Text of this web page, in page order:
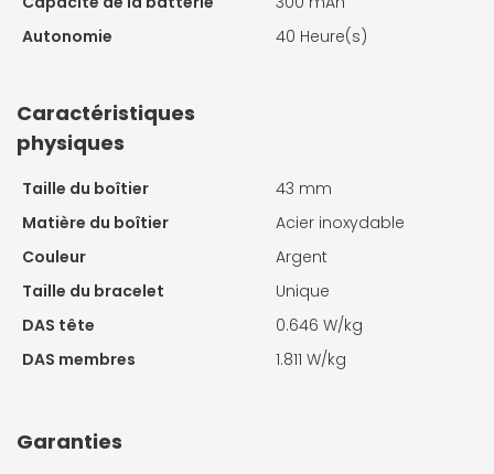
Autonomie
40 Heure(s)
Caractéristiques
physiques
Taille du boîtier
43 mm
Matière du boîtier
Acier inoxydable
Couleur
Argent
Taille du bracelet
Unique
DAS tête
0.646 W/kg
DAS membres
1.811 W/kg
Garanties